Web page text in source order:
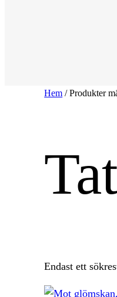
Hem / Produkter
Endast ett